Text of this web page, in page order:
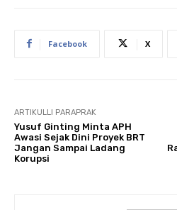
Facebook X
ARTIKULLI PARAPRAK
Yusuf Ginting Minta APH
Awasi Sejak Dini Proyek BRT
Jangan Sampai Ladang
Korupsi